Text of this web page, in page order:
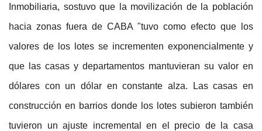
Inmobiliaria, sostuvo que la movilización de la población
hacia zonas fuera de CABA "tuvo como efecto que los
valores de los lotes se incrementen exponencialmente y
que las casas y departamentos mantuvieran su valor en
dólares con un dólar en constante alza. Las casas en
construcción en barrios donde los lotes subieron también
tuvieron un ajuste incremental en el precio de la casa